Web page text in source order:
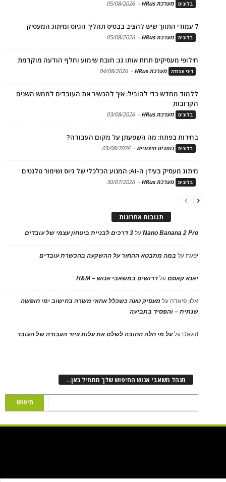
בלוגים מערכת HRus -
05/08/2026
7 עמודי התווך שיש להציב בבסיס תהליך הגיוס ומיתוג המעסיק
בלוגים מערכת HRus -
05/08/2026
חילופי מעסיקים תחת אותו גג: חובת שימוע וחלף הודעה מוקדמת
דיני עבודה מערכת HRus -
04/08/2026
ללמוד מחדש כדי להוביל: איך להכשיר את העובדים לחמש השנים
הקרובות
בלוגים מערכת HRus -
03/08/2026
בחירות בפתח: מה השפעתן על מקום העבודה?
בלוגים כותבים חיצוניים -
03/08/2026
מיתוג מעסיק בעידן ה-AI: המנוע הכלכלי של גיוס ושימור טלנטים
בלוגים מערכת HRus -
30/07/2026
תגובות אחרונות
Nano Banana 2 Proעל 3 דרכים לבניית ביטחון עצמי של עובדים
יפעתעל במה מתבטא ההחזר על ההשקעה בהכשרת עובדים
יאנא קאסםעלדרושים במשאבי אנוש – H&M
אלון פיאדה על מעסיק טעה כשכלל אחוזי משרה בחישוב ימי חופשה
שנתית – והפסיד בתביעה
David עלעל מי חלה החובה לשלם את עלות ציוד העבודה של העובד
מנהל משאבי אנוש החיפוש שלך מתחיל כאן…